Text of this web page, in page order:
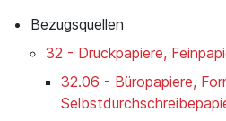
Bezugsquellen
32 - Druckpapiere,
32.06 - Büropapiere,